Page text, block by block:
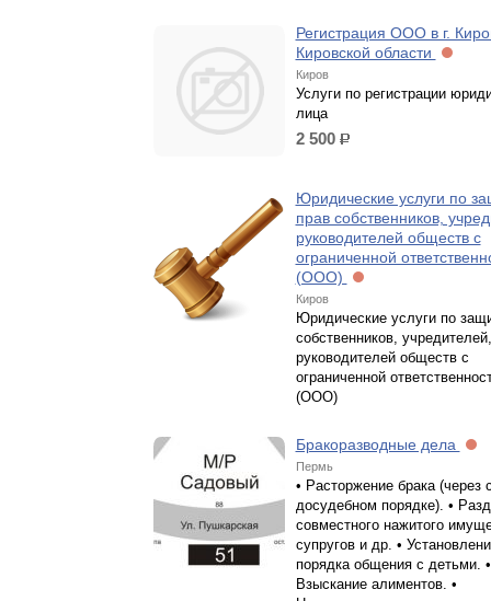
Регистрация ООО в г.
Кировской области
Киров
Услуги по регистрации
лица
2 500 р.
Юридические услуги по
прав собственников,
руководителей обществ с
ограниченной
(ООО)
Киров
Юридические услуги по
собственников, учредителей,
руководителей обществ с
ограниченной
(ООО)
Бракоразводные дела
Пермь
• Расторжение брака (через
досудебном порядке). •
совместного нажитого
супругов и др. •
порядка общения с детьми. •
Взыскание алиментов. •